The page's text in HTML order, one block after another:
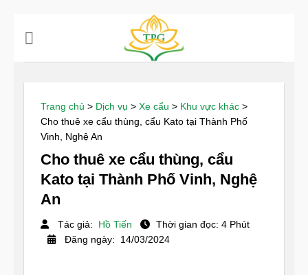
Trang chủ > Dịch vụ > Xe cẩu > Khu vực khác >
Cho thuê xe cẩu thùng, cẩu Kato tại Thành Phố
Vinh, Nghệ An
Cho thuê xe cẩu thùng, cẩu
Kato tại Thành Phố Vinh, Nghệ
An
Tác giả: Hồ Tiến
Thời gian đọc: 4 Phút
Đăng ngày: 14/03/2024